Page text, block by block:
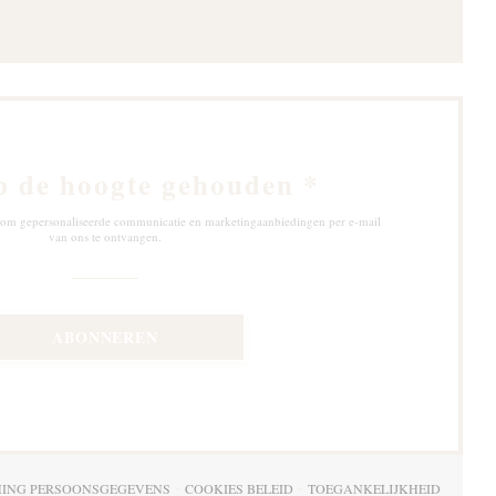
gepersonaliseerde communicatie en marketingaanbiedingen per e-mail
van ons te ontvangen.
PERSOONSGEGEVENS COOKIES BELEID TOEGANKELIJKHEID